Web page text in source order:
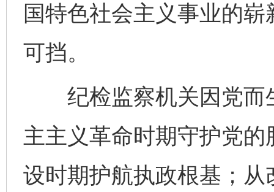
国特色社会主义事业的
可挡。
纪检监察机关因党而
主主义革命时期守护党
设时期护航执政根基；
完善运行机制助力责任有效落实 一纸欠